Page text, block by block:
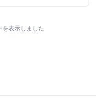
を表示しました